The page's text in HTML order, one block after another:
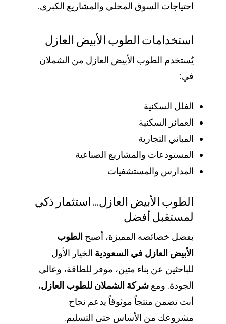
احتياجات السوق المحلي والمشاريع الكبرى.
استخدامات الطوب الأبيض العازل
يُستخدم الطوب الأبيض العازل من الشملان
في:
الفلل السكنية
العمائر السكنية
المباني التجارية
المستودعات والمشاريع الصناعية
المدارس والمستشفيات
الطوب الأبيض العازل… استثمار ذكي
لمستقبل أفضل
بفضل خصائصه المميزة، أصبح الطوب
الأبيض العازل في السعودية الخيار الأول
للباحثين عن بناء متين، موفر للطاقة، وعالي
الجودة. ومع شركة الشملان للطوب العازل،
أنت تضمن منتجاً موثوقاً يدعم نجاح
مشروعك من الأساس حتى التسليم.